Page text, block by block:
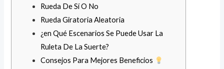
Rueda De Sí O No
Rueda Giratoria Aleatoria
¿en Qué Escenarios Se Puede Usar La
Ruleta De La Suerte?
Consejos Para Mejores Beneficios